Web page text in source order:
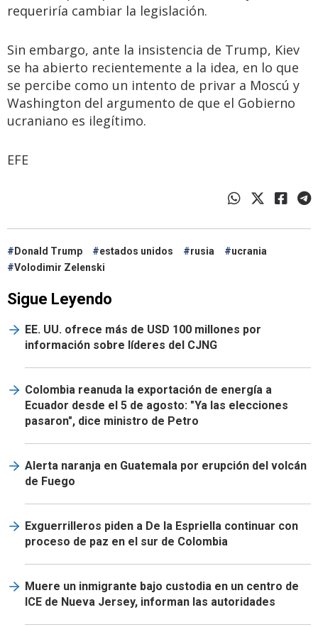
requeriría cambiar la legislación.
Sin embargo, ante la insistencia de Trump, Kiev
se ha abierto recientemente a la idea, en lo que
se percibe como un intento de privar a Moscú y
Washington del argumento de que el Gobierno
ucraniano es ilegítimo.
EFE
Donald Trump estados unidos rusia
ucrania
Volodimir Zelenski
Sigue Leyendo
EE. UU. ofrece más de USD 100 millones por
información sobre líderes del CJNG
Colombia reanuda la exportación de energía a
Ecuador desde el 5 de agosto: "Ya las elecciones
pasaron", dice ministro de Petro
Alerta naranja en Guatemala por erupción del volcán
de Fuego
Exguerrilleros piden a De la Espriella continuar con
proceso de paz en el sur de Colombia
Muere un inmigrante bajo custodia en un centro de
ICE de Nueva Jersey, informan las autoridades